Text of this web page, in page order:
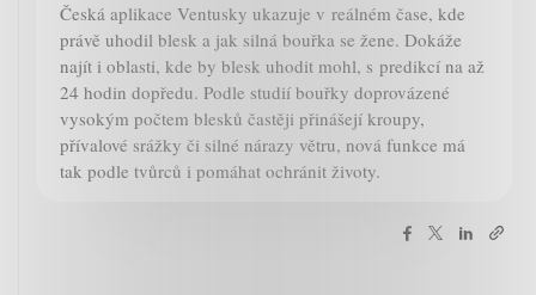
Česká aplikace Ventusky ukazuje v reálném čase, kde
právě uhodil blesk a jak silná bouřka se žene. Dokáže
najít i oblasti, kde by blesk uhodit mohl, s predikcí na až
24 hodin dopředu. Podle studií bouřky doprovázené
vysokým počtem blesků častěji přinášejí kroupy,
přívalové srážky či silné nárazy větru, nová funkce má
tak podle tvůrců i pomáhat ochránit životy.